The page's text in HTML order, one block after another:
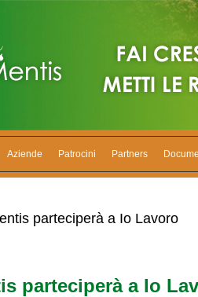
Aziende Patrocini Partners
parteciperà a Io Lavoro
parteciperà a Io